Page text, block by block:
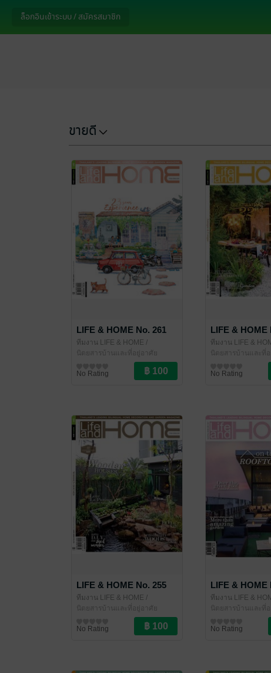
ล็อกอินเข้าระบบ / สมัครสมาชิก
ขายดี
LIFE & HOME No. 261
ทีมงาน LIFE & HOME /
LIFE&HOME
นิตยสารบ้านและที่อยู่อาศัย
No Rating
LIFE & HOME
ทีมงาน LIFE &
LIFE&HOME
นิตยสารบ้านและที่
No Rating
LIFE & HOME No. 255
ทีมงาน LIFE & HOME /
LIFE&HOME
นิตยสารบ้านและที่อยู่อาศัย
No Rating
LIFE & HOME
ทีมงาน LIFE &
LIFE&HOME
นิตยสารบ้านและที่
No Rating